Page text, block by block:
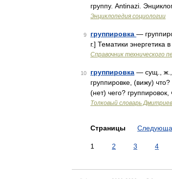
группу. Antinazi.
Энциклопедия социологии
9 группировка —
г.] Тематики
Справочник технического
10 группировка — сущ., ж.,
группировке, (вижу)
(нет) чего?
Толковый словарь
Страницы
1 2 3 4